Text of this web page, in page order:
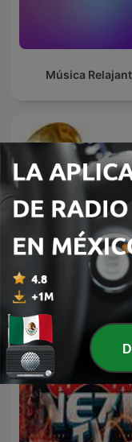
Música
El fonógrafo
revolución en el